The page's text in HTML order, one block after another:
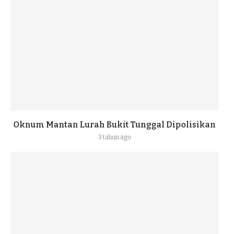
Oknum Mantan Lurah Bukit Tunggal Dipolisikan
3 tahun ago